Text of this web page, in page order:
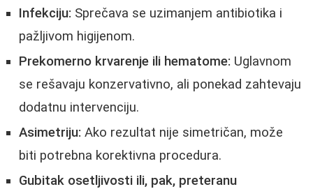
Infekciju: Sprečava se uzimanjem antibiotika i
pažljivom higijenom.
Prekomerno krvarenje ili hematome: Uglavnom
se rešavaju konzervativno, ali ponekad zahtevaju
dodatnu intervenciju.
Asimetriju: Ako rezultat nije simetričan, može
biti potrebna korektivna procedura.
Gubitak osetljivosti ili, pak, preteranu